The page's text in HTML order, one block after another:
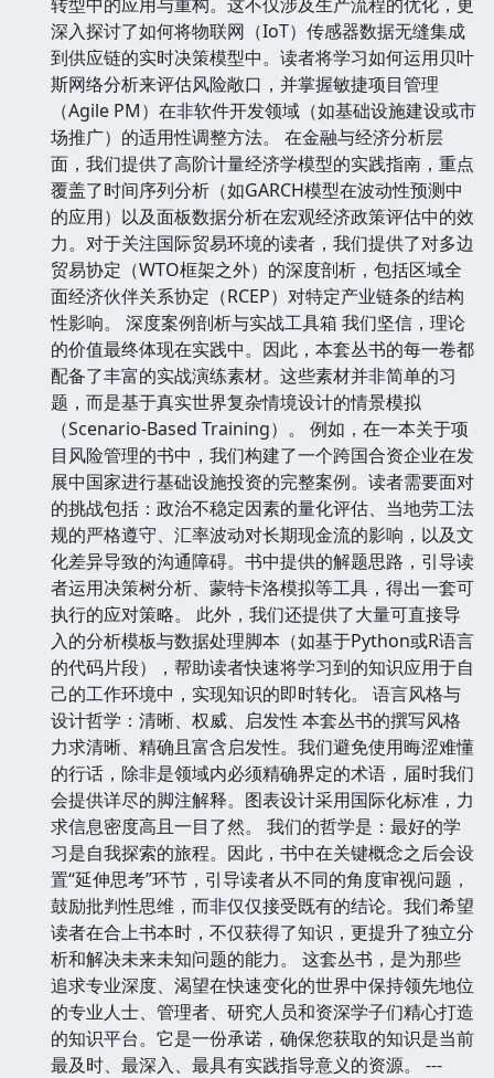
深入探讨了如何将物联网（IoT）传感器数据无缝集成
到供应链的实时决策模型中。读者将学习如何运用贝叶
斯网络分析来评估风险敞口，并掌握敏捷项目管理
（Agile PM）在非软件开发领域（如基础设施建设或市
场推广）的适用性调整方法。 在金融与经济分析层
面，我们提供了高阶计量经济学模型的实践指南，重点
覆盖了时间序列分析（如GARCH模型在波动性预测中
的应用）以及面板数据分析在宏观经济政策评估中的效
力。对于关注国际贸易环境的读者，我们提供了对多边
贸易协定（WTO框架之外）的深度剖析，包括区域全
面经济伙伴关系协定（RCEP）对特定产业链条的结构
性影响。 深度案例剖析与实战工具箱 我们坚信，理论
的价值最终体现在实践中。因此，本套丛书的每一卷都
配备了丰富的实战演练素材。这些素材并非简单的习
题，而是基于真实世界复杂情境设计的情景模拟
（Scenario-Based Training）。 例如，在一本关于项
目风险管理的书中，我们构建了一个跨国合资企业在发
展中国家进行基础设施投资的完整案例。读者需要面对
的挑战包括：政治不稳定因素的量化评估、当地劳工法
规的严格遵守、汇率波动对长期现金流的影响，以及文
化差异导致的沟通障碍。书中提供的解题思路，引导读
者运用决策树分析、蒙特卡洛模拟等工具，得出一套可
执行的应对策略。 此外，我们还提供了大量可直接导
入的分析模板与数据处理脚本（如基于Python或R语言
的代码片段），帮助读者快速将学习到的知识应用于自
己的工作环境中，实现知识的即时转化。 语言风格与
设计哲学：清晰、权威、启发性 本套丛书的撰写风格
力求清晰、精确且富含启发性。我们避免使用晦涩难懂
的行话，除非是领域内必须精确界定的术语，届时我们
会提供详尽的脚注解释。图表设计采用国际化标准，力
求信息密度高且一目了然。 我们的哲学是：最好的学
习是自我探索的旅程。因此，书中在关键概念之后会设
置“延伸思考”环节，引导读者从不同的角度审视问题，
鼓励批判性思维，而非仅仅接受既有的结论。我们希望
读者在合上书本时，不仅获得了知识，更提升了独立分
析和解决未来未知问题的能力。 这套丛书，是为那些
追求专业深度、渴望在快速变化的世界中保持领先地位
的专业人士、管理者、研究人员和资深学子们精心打造
的知识平台。它是一份承诺，确保您获取的知识是当前
最及时、最深入、最具有实践指导意义的资源。 ---